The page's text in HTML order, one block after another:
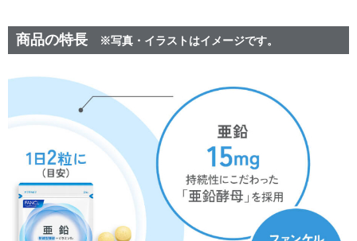
商品の特長 ※写真・イラストはイメージです。